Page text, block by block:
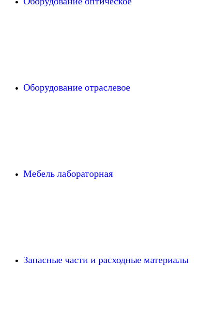
Оборудование отраслевое
Мебель лабораторная
Запасные части и расходные материалы